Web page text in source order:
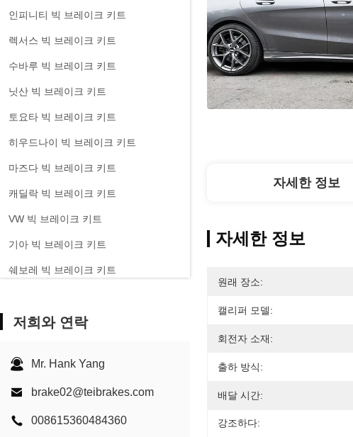
인피니티 빅 브레이크 키트
렉서스 빅 브레이크 키트
수바루 빅 브레이크 키트
닛산 빅 브레이크 키트
토요타 빅 브레이크 키트
히우드나이 빅 브레이크 키트
마즈다 빅 브레이크 키트
캐딜락 빅 브레이크 키트
VW 빅 브레이크 키트
기아 빅 브레이크 키트
쉐보레 빅 브레이크 키트
EPB 브레이크 칼리퍼
저희와 연락
Mr. Hank Yang
brake02@teibrakes.com
008615360484360
자세한 정보
자세한 정보
원래 장소:
캘리퍼 모델:
회전자 소재:
출하 방식:
배달 시간:
강조하다: